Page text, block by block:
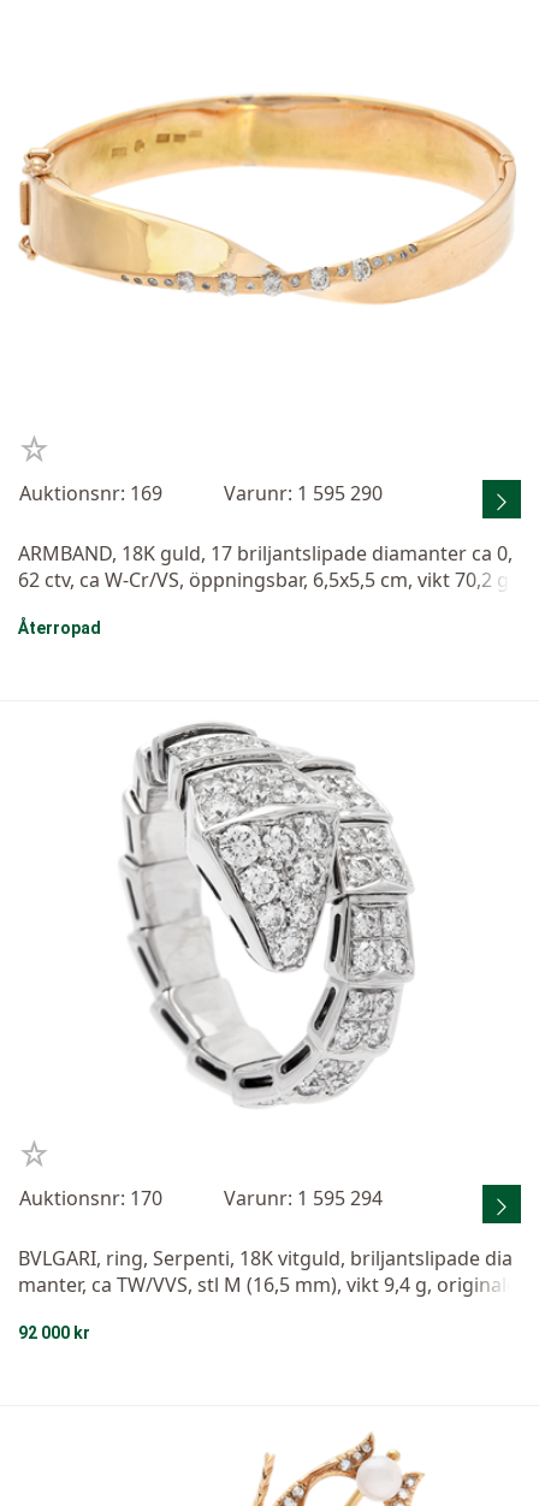
Auktionsnr: 169 Varunr: 1 595 290
ARMBAND, 18K guld, 17 briljantslipade diamanter ca 0,
62 ctv, ca W-Cr/VS, öppningsbar, 6,5x5,5 cm, vikt 70,2 g.
Återropad
Auktionsnr: 170 Varunr: 1 595 294
BVLGARI, ring, Serpenti, 18K vitguld, briljantslipade dia
manter, ca TW/VVS, stl M (16,5 mm), vikt 9,4 g, originale
92 000 kr